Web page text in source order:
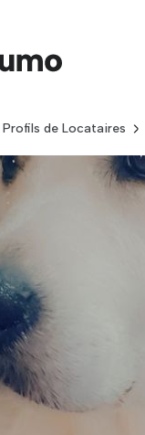
Profils de Locataires